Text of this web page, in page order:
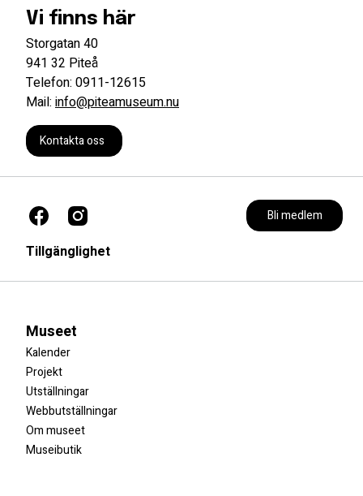
Vi finns här
Storgatan 40
941 32 Piteå
Telefon: 0911-12615
Mail: info@piteamuseum.nu
Kontakta oss
Bli medlem
Tillgänglighet
Museet
Kalender
Projekt
Utställningar
Webbutställningar
Om museet
Museibutik